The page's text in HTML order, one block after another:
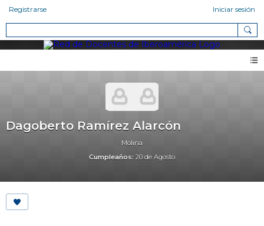
Registrarse Iniciar sesión
Dagoberto Ramírez Alarcón
Molina
Cumpleaños: 20 de Agosto